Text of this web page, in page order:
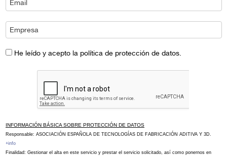
He leído y acepto la política de protección de datos.
INFORMACIÓN BÁSICA SOBRE PROTECCIÓN DE DATOS
Responsable: ASOCIACIÓN ESPAÑOLA DE TECNOLOGÍAS DE FABRICACIÓN ADITIVA Y 3D.
+info
Finalidad: Gestionar el alta en este servicio y prestar el servicio solicitado, así como ponernos en